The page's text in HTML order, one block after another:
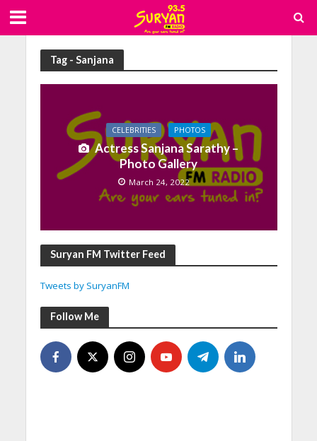
Tag - Sanjana
CELEBRITIES PHOTOS
Actress Sanjana Sarathy –
Photo Gallery
March 24, 2022
Suryan FM Twitter Feed
Tweets by SuryanFM
Follow Me